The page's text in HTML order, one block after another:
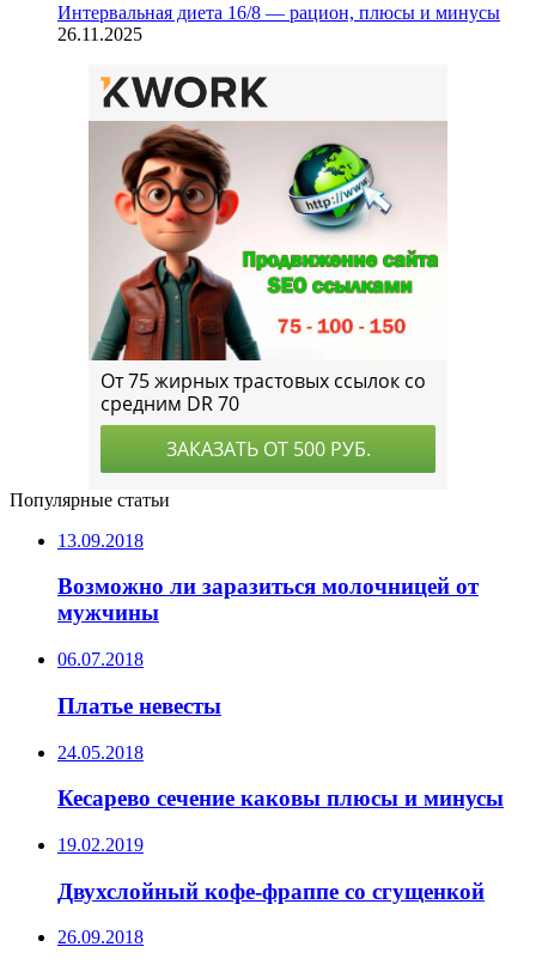
Интервальная диета 16/8 — рацион, плюсы и минусы
26.11.2025
Популярные статьи
13.09.2018
Возможно ли заразиться молочницей от
мужчины
06.07.2018
Платье невесты
24.05.2018
Кесарево сечение каковы плюсы и минусы
19.02.2019
Двухслойный кофе-фраппе со сгущенкой
26.09.2018